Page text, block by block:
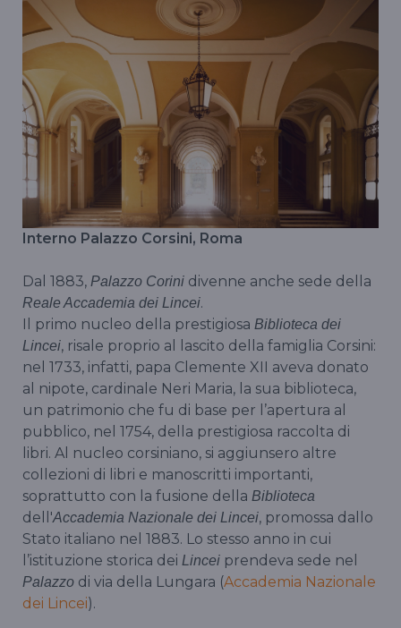
Interno Palazzo Corsini, Roma
Dal 1883, Palazzo Corini divenne anche sede della
Reale Accademia dei Lincei.
Il primo nucleo della prestigiosa Biblioteca dei
Lincei, risale proprio al lascito della famiglia Corsini:
nel 1733, infatti, papa Clemente XII aveva donato
al nipote, cardinale Neri Maria, la sua biblioteca,
un patrimonio che fu di base per l’apertura al
pubblico, nel 1754, della prestigiosa raccolta di
libri. Al nucleo corsiniano, si aggiunsero altre
collezioni di libri e manoscritti importanti,
soprattutto con la fusione della Biblioteca
dell'Accademia Nazionale dei Lincei, promossa dallo
Stato italiano nel 1883. Lo stesso anno in cui
l’istituzione storica dei Lincei prendeva sede nel
Palazzo di via della Lungara (Accademia Nazionale
dei Lincei).